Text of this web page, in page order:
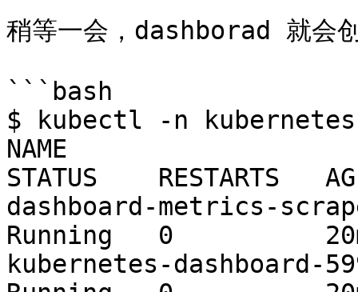
稍等一会，dashborad 就会
```bash
$ kubectl -n
NAME
STATUS    RESTARTS
dashboard-metrics-
Running   0
kubernetes-